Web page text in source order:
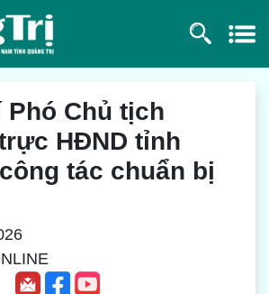
Chủ tịch
HĐND tỉnh
tác chuẩn bị